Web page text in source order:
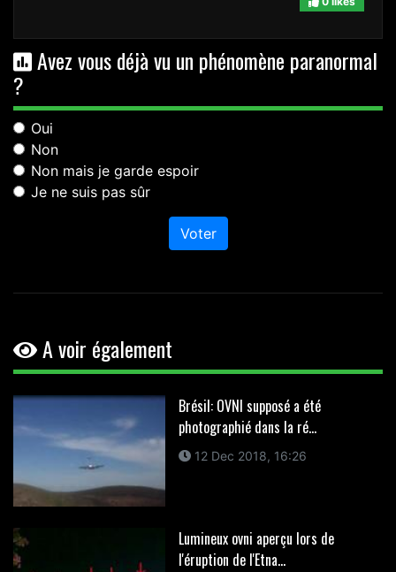
Avez vous déjà vu un phénomène paranormal
?
Oui
Non
Non mais je garde espoir
Je ne suis pas sûr
Voter
A voir également
Brésil: OVNI supposé a été
photographié dans la ré...
12 Dec 2018, 16:26
Lumineux ovni aperçu lors de
l'éruption de l'Etna...